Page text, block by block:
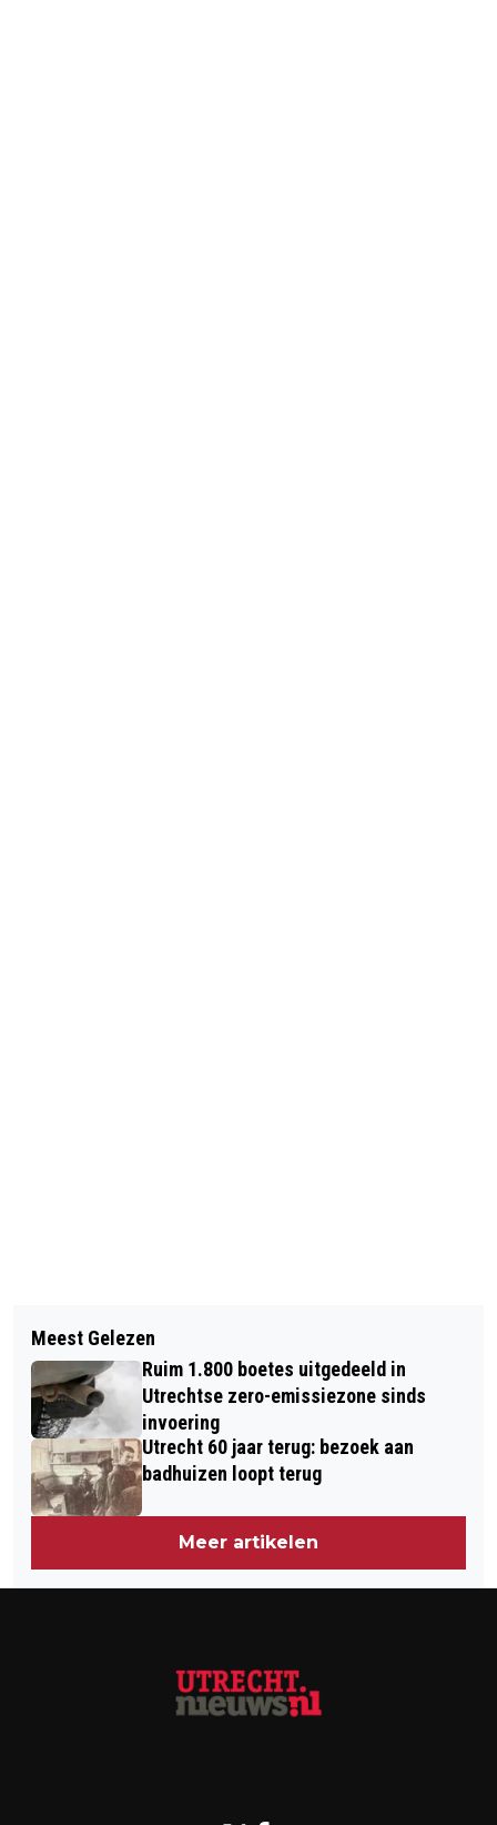
CARTESIUS UTRECHT WINT DE BLUE
ZONE FESTIVAL AWARD 2024
UTRECHTS KUNSTWERK VOOR
GASTARBEIDERS ONTHULD IN
MAJELLAPARK
Meest Gelezen
Ruim 1.800 boetes uitgedeeld in
Utrechtse zero-emissiezone sinds
invoering
Utrecht 60 jaar terug: bezoek aan
badhuizen loopt terug
Meer artikelen